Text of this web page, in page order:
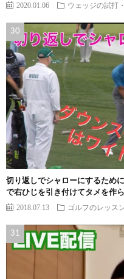
2020.01.06 ウェッジの試打
切り返しでシャローにするため
で右ひじを引き付けてタメを作
2018.07.13 ゴルフのレッス